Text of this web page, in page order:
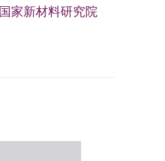
国家新材料研究院